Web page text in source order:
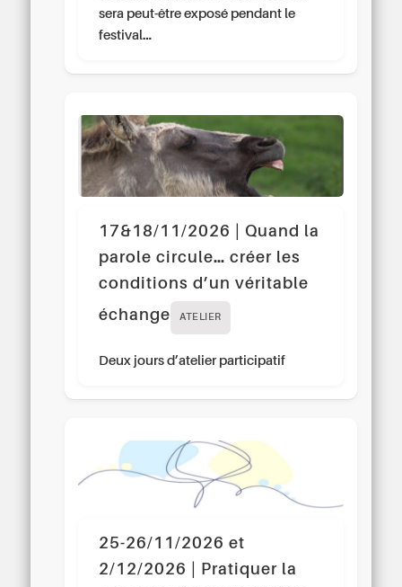
sera peut-être exposé pendant le
festival…
17&18/11/2026 | Quand la
parole circule… créer les
conditions d’un véritable
échange
ATELIER
Deux jours d’atelier participatif
25-26/11/2026 et
2/12/2026 | Pratiquer la